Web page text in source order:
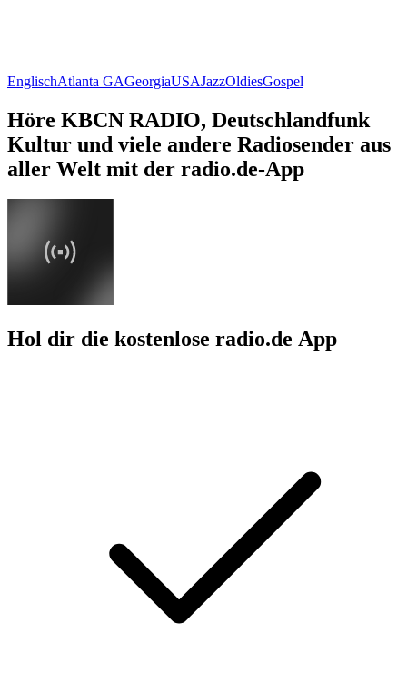
EnglischAtlanta GAGeorgiaUSAJazzOldiesGospel
Höre KBCN RADIO, Deutschlandfunk
Kultur und viele andere Radiosender aus
aller Welt mit der radio.de-App
Hol dir die kostenlose radio.de App